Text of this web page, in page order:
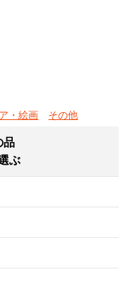
・絵画 その他
品
ぶ